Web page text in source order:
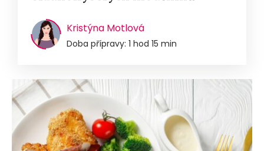
Kristýna Motlová
Doba přípravy: 1 hod 15 min